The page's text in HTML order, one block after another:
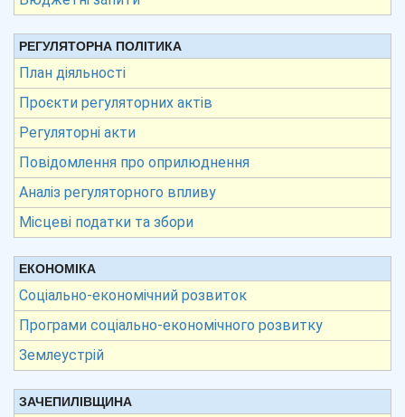
РЕГУЛЯТОРНА ПОЛІТИКА
План діяльності
Проєкти регуляторних актів
Регуляторні акти
Повідомлення про оприлюднення
Аналіз регуляторного впливу
Місцеві податки та збори
ЕКОНОМІКА
Соціально-економічний розвиток
Програми соціально-економічного розвитку
Землеустрій
ЗАЧЕПИЛІВЩИНА